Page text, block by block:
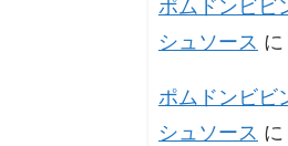
ポムドンビビ
シュソース に
ポムドンビビ
シュソース に